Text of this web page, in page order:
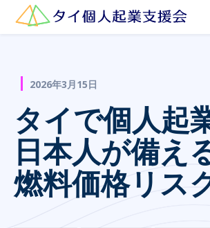
2026年3月15日
タイで個人起
日本人が備え
燃料価格リス